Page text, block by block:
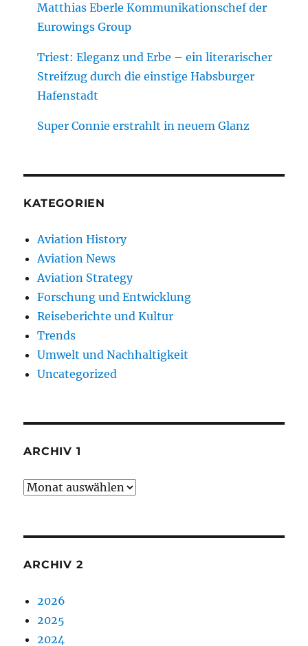
Matthias Eberle Kommunikationschef der
Eurowings Group
Triest: Eleganz und Erbe – ein literarischer
Streifzug durch die einstige Habsburger
Hafenstadt
Super Connie erstrahlt in neuem Glanz
KATEGORIEN
Aviation History
Aviation News
Aviation Strategy
Forschung und Entwicklung
Reiseberichte und Kultur
Trends
Umwelt und Nachhaltigkeit
Uncategorized
ARCHIV 1
Archiv
ARCHIV 2
2026
2025
2024